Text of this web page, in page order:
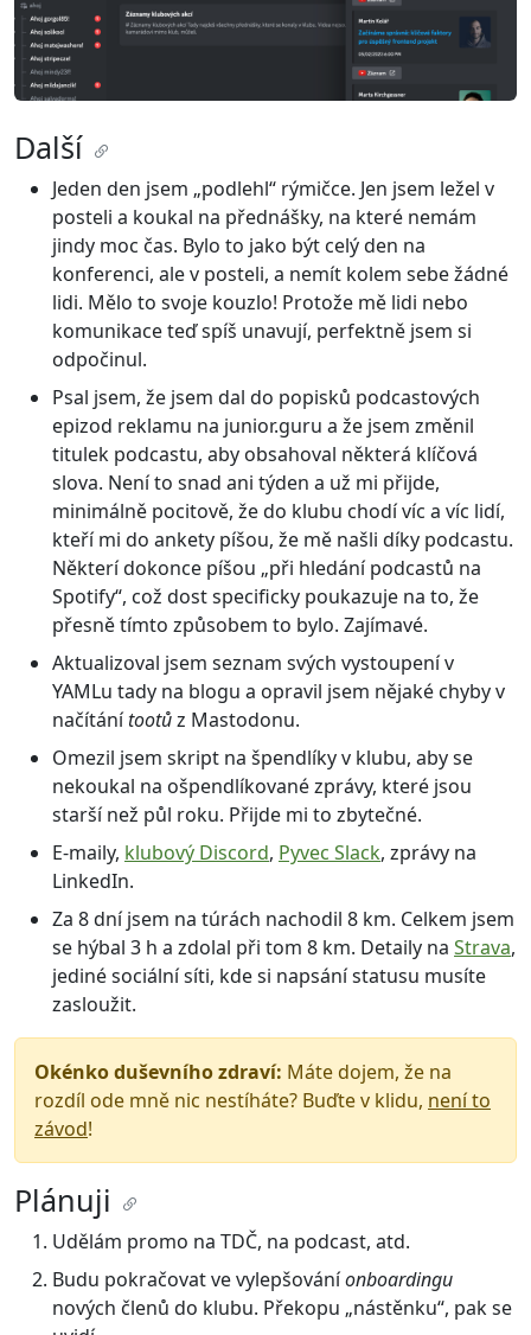
Další
Jeden den jsem „podlehl“ rýmičce. Jen jsem ležel v
posteli a koukal na přednášky, na které nemám
jindy moc čas. Bylo to jako být celý den na
konferenci, ale v posteli, a nemít kolem sebe žádné
lidi. Mělo to svoje kouzlo! Protože mě lidi nebo
komunikace teď spíš unavují, perfektně jsem si
odpočinul.
Psal jsem, že jsem dal do popisků podcastových
epizod reklamu na junior.guru a že jsem změnil
titulek podcastu, aby obsahoval některá klíčová
slova. Není to snad ani týden a už mi přijde,
minimálně pocitově, že do klubu chodí víc a víc lidí,
kteří mi do ankety píšou, že mě našli díky podcastu.
Některí dokonce píšou „při hledání podcastů na
Spotify“, což dost specificky poukazuje na to, že
přesně tímto způsobem to bylo. Zajímavé.
Aktualizoval jsem seznam svých vystoupení v
YAMLu tady na blogu a opravil jsem nějaké chyby v
načítánítootůz Mastodonu.
Omezil jsem skript na špendlíky v klubu, aby se
nekoukal na ošpendlíkované zprávy, které jsou
starší než půl roku. Přijde mi to zbytečné.
E-maily, klubový Discord, Pyvec Slack, zprávy na
LinkedIn.
Za 8 dní jsem na túrách nachodil 8 km. Celkem jsem
se hýbal 3 h a zdolal při tom 8 km. Detaily na Strava,
jediné sociální síti, kde si napsání statusu musíte
zasloužit.
Okénko duševního zdraví: Máte dojem, že na
rozdíl ode mně nic nestíháte? Buďte v klidu, není to
závod!
Plánuji
Udělám promo na TDČ, na podcast, atd.
Budu pokračovat ve vylepšováníonboardingu
nových členů do klubu. Překopu „nástěnku“, pak se